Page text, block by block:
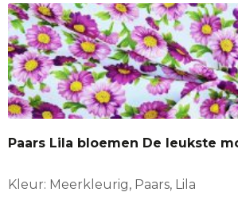
Paars Lila bloemen De leukste
Kleur: Meerkleurig, Paars, Lila